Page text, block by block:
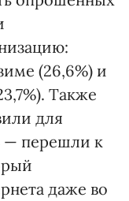
(26,6%) и
Также
для
— перешли к
даже во